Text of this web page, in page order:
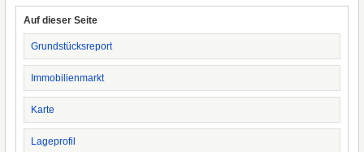
Auf dieser Seite
Grundstücksreport
Immobilienmarkt
Karte
Lageprofil